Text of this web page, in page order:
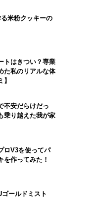
米粉クッキーの
トはきつい？専業
た私のリアルな体
不安だらけだっ
乗り越えた我が家
ロV3を使ってパ
を作ってみた！
ールドミスト